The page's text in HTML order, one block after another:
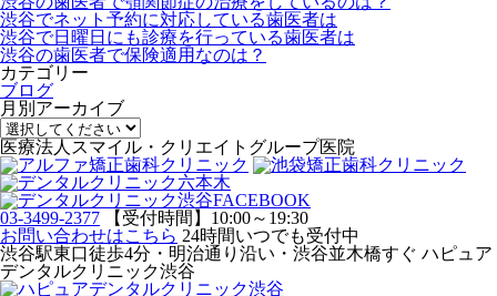
渋谷でネット予約に対応している歯医者は
渋谷で日曜日にも診療を行っている歯医者は
渋谷の歯医者で保険適用なのは？
カテゴリー
ブログ
月別アーカイブ
医療法人スマイル・クリエイトグループ医院
03-3499-2377
【受付時間】10:00～19:30
お問い合わせはこちら 24時間いつでも受付中
渋谷駅東口徒歩4分・明治通り沿い・渋谷並木橋すぐ ハピュア
デンタルクリニック渋谷